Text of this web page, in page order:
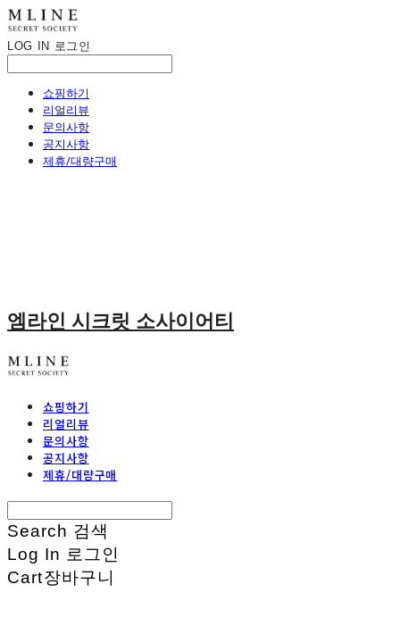
LOG IN 로그인
쇼핑하기
리얼리뷰
문의사항
공지사항
제휴/대량구매
엠라인 시크릿 소사이어티
쇼핑하기
리얼리뷰
문의사항
공지사항
제휴/대량구매
Search 검색
Log In 로그인
Cart장바구니